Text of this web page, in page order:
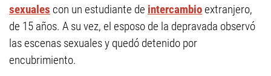
sexuales con un estudiante de intercambioextranjero,
de 15 años. A su vez, el esposo de la depravada observó
las escenas sexuales y quedó detenido por
encubrimiento.